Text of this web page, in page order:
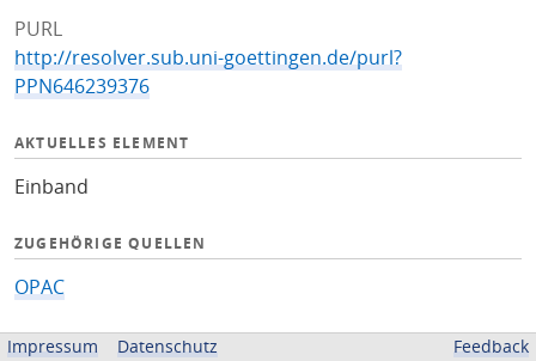
PURL
http://resolver.sub.uni-goettingen.de/purl?
PPN646239376
AKTUELLES ELEMENT
Einband
ZUGEHÖRIGE QUELLEN
OPAC
BEREITGESTELLT VON
Impressum Datenschutz Feedback